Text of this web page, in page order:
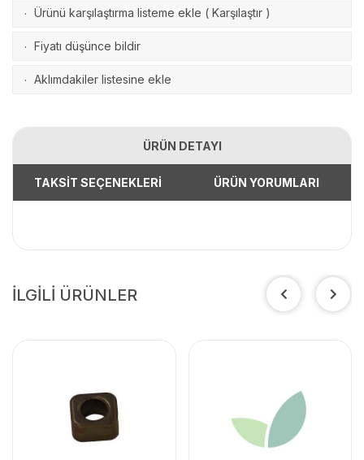
· Ürünü karşılaştırma listeme ekle ( Karşılaştır )
· Fiyatı düşünce bildir
· Aklımdakiler listesine ekle
ÜRÜN DETAYI
TAKSİT SEÇENEKLERİ ÜRÜN YORUMLARI
İLGİLİ ÜRÜNLER